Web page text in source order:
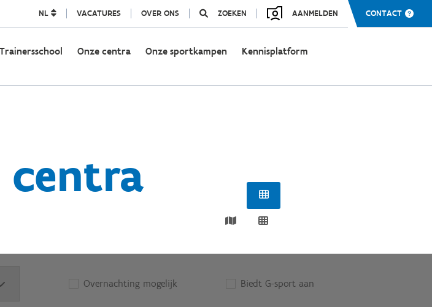
NL VACATURES OVER ONS ZOEKEN AANMELDEN CONTACT
Onze centra Onze sportkampen Kennisplatform
centra
Overnachting mogelijk Biedt G-sport aan